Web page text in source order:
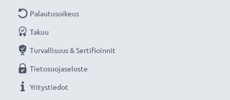
Palautusoikeus
Takuu
Turvallisuus & Sertifioinnit
Tietosuojaseloste
Yritystiedot